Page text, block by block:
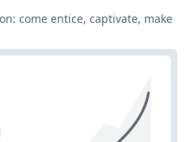
come entice, captivate, make